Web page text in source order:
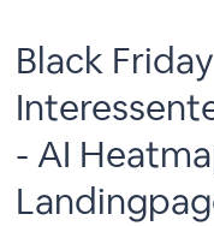
Black
- AI